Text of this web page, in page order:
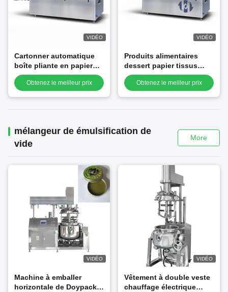
VIDÉO
Cartonner automatique
boîte pliante en papier
machine à cartonner
automatique pour tubes
Obtenez le meilleur prix
VIDÉO
Produits alimentaires
dessert papier tissus
poudre machine à
emballer cartonner boîte
Obtenez le meilleur prix
mélangeur de émulsification de
vide
More
VIDÉO
Machine à emballer
horizontale de Doypack
VIDÉO
Vêtement à double veste
chauffage électrique